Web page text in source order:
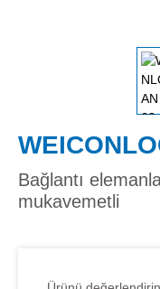
Bağlantı
mukavemetli